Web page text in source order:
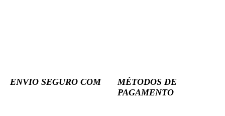
ENVIO SEGURO COM
MÉTODOS DE
PAGAMENTO